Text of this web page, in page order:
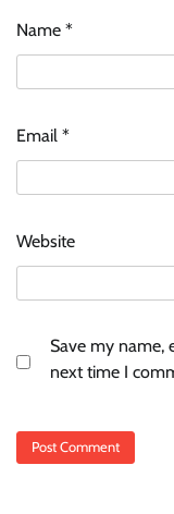
Name *
Email *
Website
Save my name,
next time I